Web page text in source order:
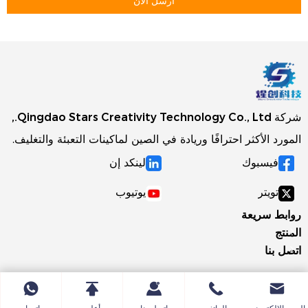
شركة Qingdao Stars Creativity Technology Co., Ltd.,
المورد الأكثر احترافًا وريادة في الصين لماكينات التعبئة والتغليف.
فيسبوك
لينكد إن
تويتر
يوتيوب
روابط سريعة
المنتج
اتصل بنا